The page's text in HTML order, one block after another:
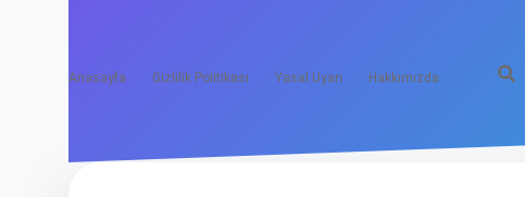
Anasayfa Gizlilik Politikası Yasal Uyarı Hakkımızda